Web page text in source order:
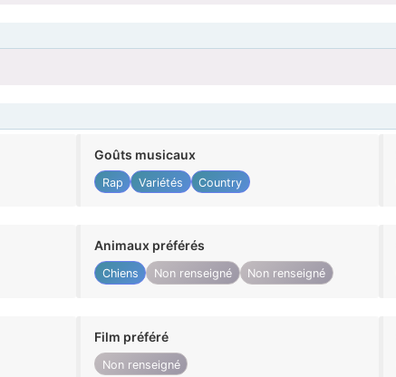
Goûts musicaux
Rap Variétés Country
Animaux préférés
Chiens Non renseigné Non renseigné
Film préféré
Non renseigné